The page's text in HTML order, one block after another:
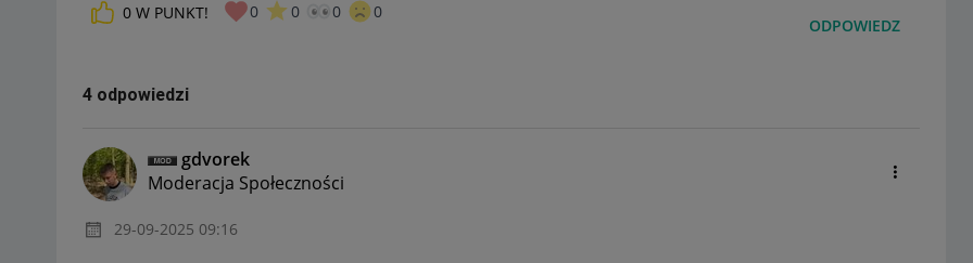
0 W PUNKT! 0 0 0 0
ODPOWIEDZ
4 odpowiedzi
gdvorek
Moderacja Społeczności
‎29-09-2025 09:16